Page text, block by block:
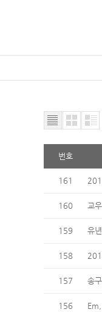
번호
161
160 교
159 유
158
157 송
156